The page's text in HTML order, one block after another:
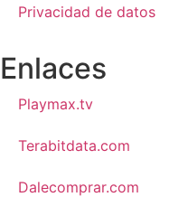
Privacidad de datos
Enlaces
Playmax.tv
Terabitdata.com
Dalecomprar.com